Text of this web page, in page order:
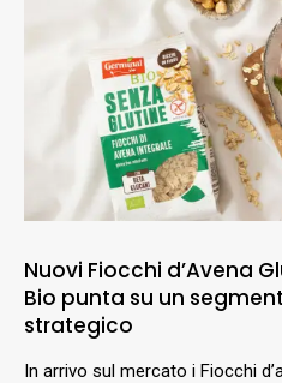
Nuovi Fiocchi d’Avena
Bio punta su un
strategico
In arrivo sul mercato i Fiocchi